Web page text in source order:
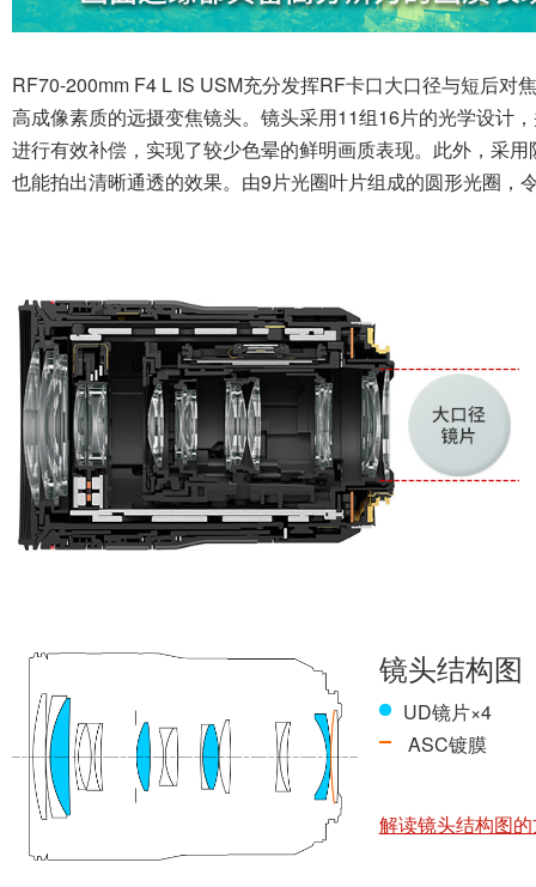
RF70-200mm F4 L IS USM充分发挥RF卡口大口径与短后对
高成像素质的远摄变焦镜头。镜头采用11组16片的光学设计
进行有效补偿，实现了较少色晕的鲜明画质表现。此外，采
也能拍出清晰通透的效果。由9片光圈叶片组成的圆形光圈，
镜头结构图
UD镜片×4
ASC镀膜
解读镜头结构图